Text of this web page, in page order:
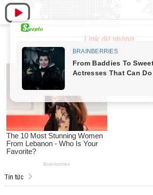
Link dự phòng
Tin tức